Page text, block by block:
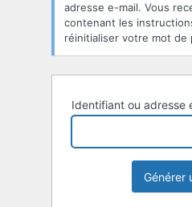
adresse e-mail. Vous
contenant les
réinitialiser votre mot de
Identifiant ou adresse